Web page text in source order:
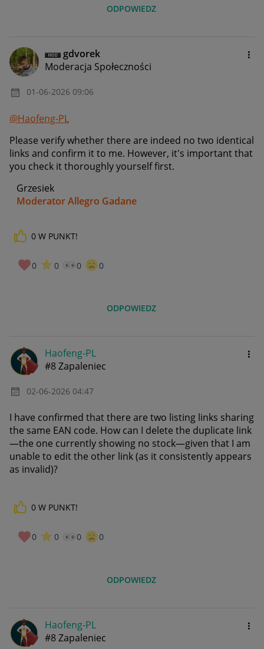
ODPOWIEDZ
gdvorek
Moderacja Społeczności
‎01-06-2026 09:06
@Haofeng-PL
Please verify whether there are indeed no two identical
links and confirm it to me. However, it's important that
you check it thoroughly yourself first.
Grzesiek
Moderator Allegro Gadane
0 W PUNKT!
0 0 0 0
ODPOWIEDZ
Haofeng-PL
#8 Zapaleniec
‎02-06-2026 04:47
I have confirmed that there are two listing links sharing
the same EAN code. How can I delete the duplicate link
—the one currently showing no stock—given that I am
unable to edit the other link (as it consistently appears
as invalid)?
0 W PUNKT!
0 0 0 0
ODPOWIEDZ
Haofeng-PL
#8 Zapaleniec